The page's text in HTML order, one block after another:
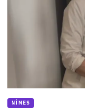
NÎMES